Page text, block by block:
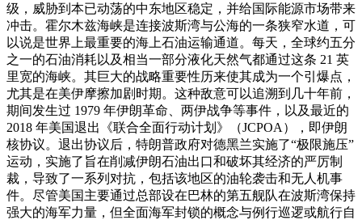
级，威胁到本已动荡的中东地区稳定，并给国际能源市场带来
冲击。 霍尔木兹海峡是连接波斯湾与公海的一条狭窄水道，可
以说是世界上最重要的海上石油运输通道。每天，全球约五分
之一的石油消耗以及相当一部分液化天然气都通过这条 21 英
里宽的海峡。其巨大的战略重要性历来使其成为一个引爆点，
尤其是在美伊摩擦加剧时期。这种敌意可以追溯到几十年前，
期间发生过 1979 年伊朗革命、两伊战争等事件，以及最近的
2018 年美国退出《联合全面行动计划》（JCPOA），即伊朗
核协议。退出协议后，特朗普政府对德黑兰实施了“极限施压”
运动，实施了旨在削减伊朗石油出口和破坏其经济的严厉制
裁，导致了一系列对抗，包括该地区的油轮袭击和无人机事
件。 尽管美国主要通过总部设在巴林的第五舰队在波斯湾保持
强大的海军力量，但全面海军封锁的概念与例行巡逻或航行自